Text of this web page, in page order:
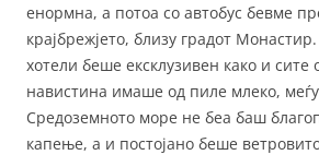
енормна, а потоа со автобус бевме
крајбрежјето, близу градот
хотели беше ексклузивен како и сите
навистина имаше од пиле млеко,
Средоземното море не беа баш
капење, а и постојано беше